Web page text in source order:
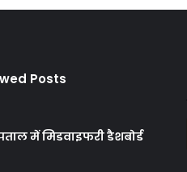
Posts
में मिडवाइफरी डैशबोर्ड